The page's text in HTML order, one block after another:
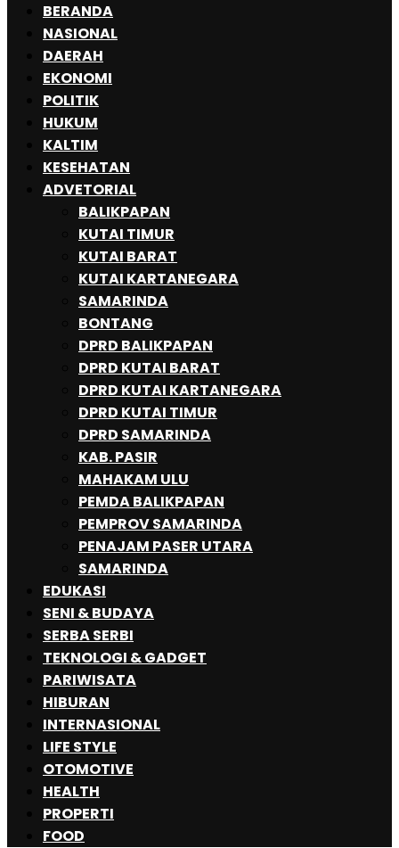
BERANDA
NASIONAL
DAERAH
EKONOMI
POLITIK
HUKUM
KALTIM
KESEHATAN
ADVETORIAL
BALIKPAPAN
KUTAI TIMUR
KUTAI BARAT
KUTAI KARTANEGARA
SAMARINDA
BONTANG
DPRD BALIKPAPAN
DPRD KUTAI BARAT
DPRD KUTAI KARTANEGARA
DPRD KUTAI TIMUR
DPRD SAMARINDA
KAB. PASIR
MAHAKAM ULU
PEMDA BALIKPAPAN
PEMPROV SAMARINDA
PENAJAM PASER UTARA
SAMARINDA
EDUKASI
SENI & BUDAYA
SERBA SERBI
TEKNOLOGI & GADGET
PARIWISATA
HIBURAN
INTERNASIONAL
LIFE STYLE
OTOMOTIVE
HEALTH
PROPERTI
FOOD